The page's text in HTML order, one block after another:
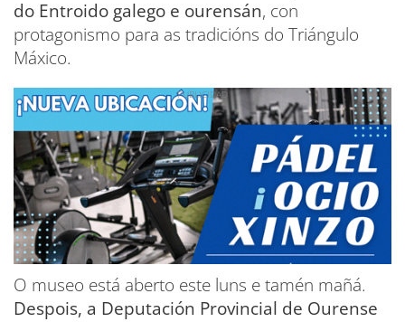
do Entroido galego e ourensán, con
protagonismo para as tradicións do Triángulo
Máxico.
O museo está aberto este luns e tamén mañá.
Despois, a Deputación Provincial de Ourense